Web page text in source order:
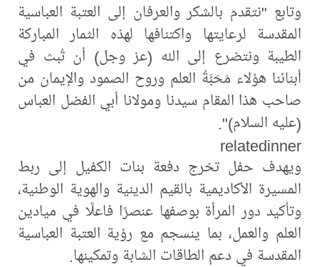
وتابع "نتقدم بالشكر والعرفان إلى العتبة العباسية
المقدسة لرعايتها واكتنافها لهذه الثمار المباركة
الطيبة ونتضرع إلى الله (عز وجل) أن تُبث في
أبنائنا هؤلاء مَحَبَّةُ العلم وروح الصمود والإيمان من
صاحب هذا المقام سيدنا ومولانا أبي الفضل العباس
(عليه السلام)".
relatedinner
ويهدف حفل تخرج دفعة بنات الكفيل إلى ربط
المسيرة الأكاديمية بالقيم الدينية والهوية الوطنية،
وتأكيد دور المرأة بوصفها عنصرًا فاعلًا في ميادين
العلم والعمل، بما ينسجم مع رؤية العتبة العباسية
المقدسة في دعم الطاقات الشابة وتمكينها.